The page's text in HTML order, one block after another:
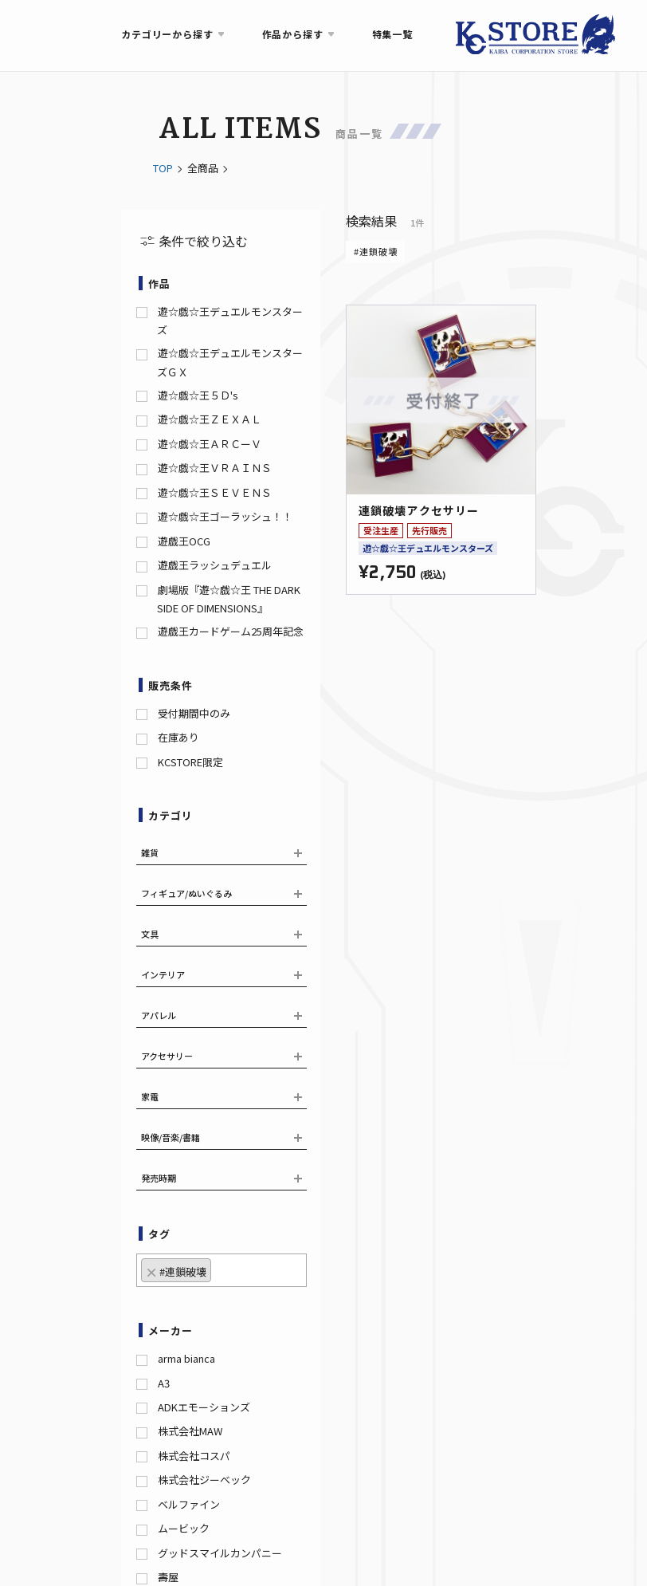
カテゴリーから探す 作品から探す 特集一覧
ALL ITEMS 商品一覧
TOP 全商品
条件で絞り込む
作品
遊☆戯☆王デュエルモンスター
ズ
遊☆戯☆王デュエルモンスター
ズＧＸ
遊☆戯☆王５Ｄ's
遊☆戯☆王ＺＥＸＡＬ
遊☆戯☆王ＡＲＣーＶ
遊☆戯☆王ＶＲＡＩＮＳ
遊☆戯☆王ＳＥＶＥＮＳ
遊☆戯☆王ゴーラッシュ！！
遊戯王OCG
遊戯王ラッシュデュエル
劇場版『遊☆戯☆王 THE DARK
SIDE OF DIMENSIONS』
遊戯王カードゲーム25周年記念
販売条件
受付期間中のみ
在庫あり
KCSTORE限定
カテゴリ
雑貨
フィギュア/ぬいぐるみ
文具
インテリア
アパレル
アクセサリー
家電
映像/音楽/書籍
発売時期
タグ
× #連鎖破壊
メーカー
arma bianca
A3
ADKエモーションズ
株式会社MAW
株式会社コスパ
株式会社ジーベック
ベルファイン
ムービック
グッドスマイルカンパニー
壽屋
検索結果 1件
#連鎖破壊
連鎖破壊アクセサリー
受注生産
先行販売
遊☆戯☆王デュエルモンスターズ
¥2,750 (税込)